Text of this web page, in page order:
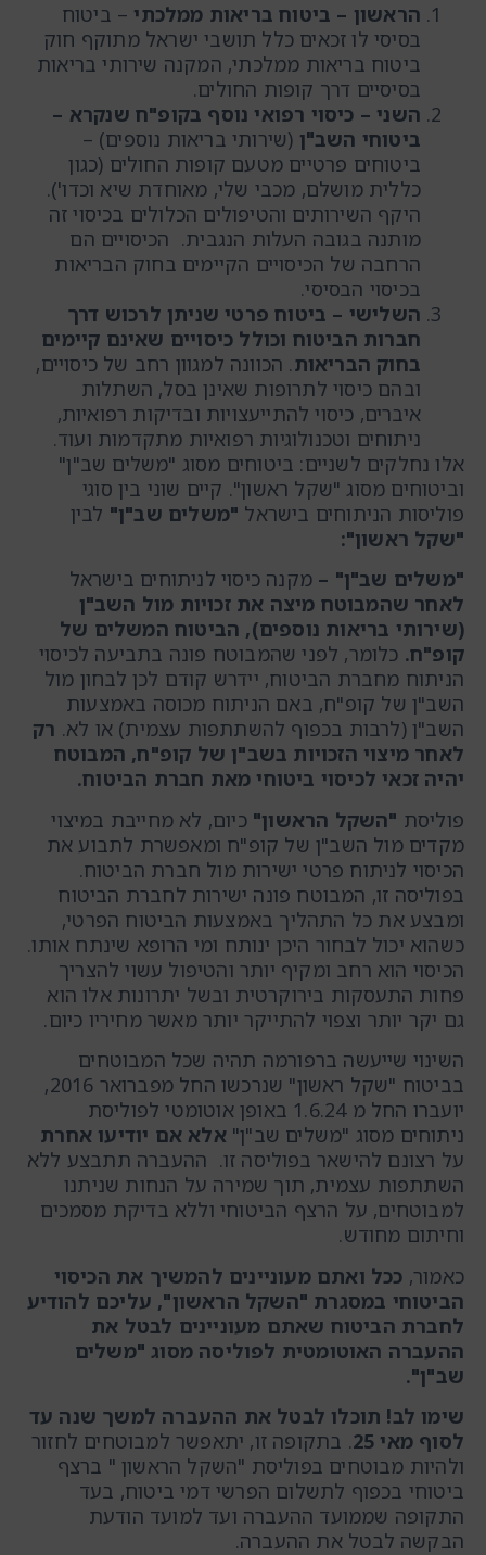
הראשון – ביטוח בריאות ממלכתי – ביטוח
בסיסי לו זכאים כלל תושבי ישראל מתוקף חוק
ביטוח בריאות ממלכתי, המקנה שירותי בריאות
בסיסיים דרך קופות החולים.
השני – כיסוי רפואי נוסף בקופ"ח שנקרא –
ביטוחי השב"ן (שירותי בריאות נוספים) –
ביטוחים פרטיים מטעם קופות החולים (כגון
כללית מושלם, מכבי שלי, מאוחדת שיא וכדו').
היקף השירותים והטיפולים הכלולים בכיסוי זה
מותנה בגובה העלות הנגבית. הכיסויים הם
הרחבה של הכיסויים הקיימים בחוק הבריאות
בכיסוי הבסיסי.
השלישי – ביטוח פרטי שניתן לרכוש דרך
חברות הביטוח וכולל כיסויים שאינם קיימים
בחוק הבריאות. הכוונה למגוון רחב של כיסויים,
ובהם כיסוי לתרופות שאינן בסל, השתלות
איברים, כיסוי להתייעצויות ובדיקות רפואיות,
ניתוחים וטכנולוגיות רפואיות מתקדמות ועוד.
אלו נחלקים לשניים: ביטוחים מסוג "משלים שב"ן"
וביטוחים מסוג "שקל ראשון". קיים שוני בין סוגי
פוליסות הניתוחים בישראל "משלים שב"ן" לבין
"שקל ראשון":
"משלים שב"ן" – מקנה כיסוי לניתוחים בישראל
לאחר שהמבוטח מיצה את זכויות מול השב"ן
(שירותי בריאות נוספים), הביטוח המשלים של
קופ"ח. כלומר, לפני שהמבוטח פונה בתביעה לכיסוי
הניתוח מחברת הביטוח, יידרש קודם לכן לבחון מול
השב"ן של קופ"ח, באם הניתוח מכוסה באמצעות
השב"ן (לרבות בכפוף להשתתפות עצמית) או לא. רק
לאחר מיצוי הזכויות בשב"ן של קופ"ח, המבוטח
יהיה זכאי לכיסוי ביטוחי מאת חברת הביטוח.
פוליסת "השקל הראשון" כיום, לא מחייבת במיצוי
מקדים מול השב"ן של קופ"ח ומאפשרת לתבוע את
הכיסוי לניתוח פרטי ישירות מול חברת הביטוח.
בפוליסה זו, המבוטח פונה ישירות לחברת הביטוח
ומבצע את כל התהליך באמצעות הביטוח הפרטי,
כשהוא יכול לבחור היכן ינותח ומי הרופא שינתח אותו.
הכיסוי הוא רחב ומקיף יותר והטיפול עשוי להצריך
פחות התעסקות בירוקרטית ובשל יתרונות אלו הוא
גם יקר יותר וצפוי להתייקר יותר מאשר מחיריו כיום.
השינוי שייעשה ברפורמה תהיה שכל המבוטחים
בביטוח "שקל ראשון" שנרכשו החל מפברואר 2016,
יועברו החל מ 1.6.24 באופן אוטומטי לפוליסת
ניתוחים מסוג "משלים שב"ן"אלא אם יודיעו אחרת
על רצונם להישאר בפוליסה זו. ההעברה תתבצע ללא
השתתפות עצמית, תוך שמירה על הנחות שניתנו
למבוטחים, על הרצף הביטוחי וללא בדיקת מסמכים
וחיתום מחודש.
כאמור, ככל ואתם מעוניינים להמשיך את הכיסוי
הביטוחי במסגרת "השקל הראשון", עליכם להודיע
לחברת הביטוח שאתם מעוניינים לבטל את
ההעברה האוטומטית לפוליסה מסוג "משלים
שב"ן".
שימו לב! תוכלו לבטל את ההעברה למשך שנה עד
לסוף מאי 25
. בתקופה זו, יתאפשר למבוטחים לחזור
ולהיות מבוטחים בפוליסת "השקל הראשון " ברצף
ביטוחי בכפוף לתשלום הפרשי דמי ביטוח, בעד
התקופה שממועד ההעברה ועד למועד הודעת
הבקשה לבטל את ההעברה.